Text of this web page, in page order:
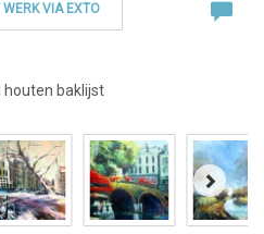
WERK VIA EXTO
houten baklijst